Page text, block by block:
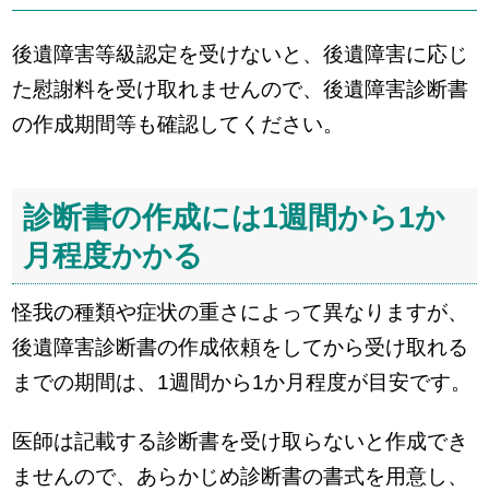
後遺障害等級認定を受けないと、後遺障害に応じ
た慰謝料を受け取れませんので、後遺障害診断書
の作成期間等も確認してください。
診断書の作成には1週間から1か
月程度かかる
怪我の種類や症状の重さによって異なりますが、
後遺障害診断書の作成依頼をしてから受け取れる
までの期間は、1週間から1か月程度が目安です。
医師は記載する診断書を受け取らないと作成でき
ませんので、あらかじめ診断書の書式を用意し、